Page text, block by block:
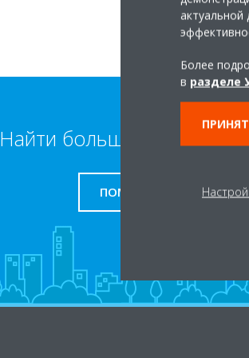
Найти больше
ПОМОЩЬ
Более
в разделе